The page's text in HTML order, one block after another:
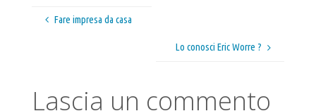
Fare impresa da casa
Lo conosci Eric Worre ?
Lascia un commento